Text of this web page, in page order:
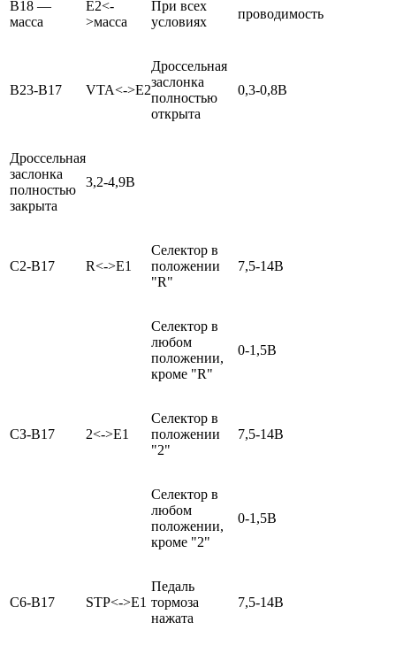
В18 —
масса
E2<-
>масса
При всех
условиях
проводимость
В23-В17 VTA<->E2
Дроссельная
заслонка
полностью
открыта
0,3-0,8В
Дроссельная
заслонка
полностью
закрыта
3,2-4,9В
С2-В17 R<->E1
Селектор в
положении
"R"
7,5-14В
Селектор в
любом
положении,
кроме "R"
0-1,5В
СЗ-В17 2<->E1
Селектор в
положении
"2"
7,5-14В
Селектор в
любом
положении,
кроме "2"
0-1,5В
С6-В17 STP<->E1
Педаль
тормоза
нажата
7,5-14В